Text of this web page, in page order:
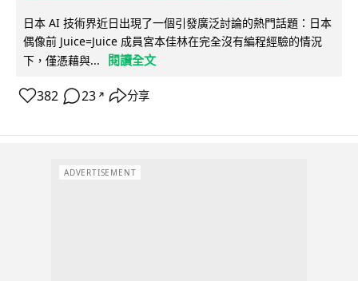
日本 AI 技術界近日出現了一個引發廣泛討論的熱門話題：日本
偶像前 Juice=Juice 成員宮本佳林在完全沒有編程經驗的情況
下，僅憑藉與...
閱讀全文
382 23 ↗ 分享
ADVERTISEMENT